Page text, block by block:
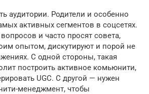
аудитории. Родители и особенно
активных сегментов в соцсетях.
и часто просят совета,
опытом, дискутируют и порой не
С одной стороны, такая
построить активное комьюнити,
UGC. С другой — нужен
менеджмент, чтобы